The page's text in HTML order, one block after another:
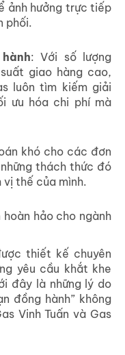
ảnh hưởng trực tiếp
phối.
: Với số lượng
giao hàng cao,
luôn tìm kiếm giải
ưu hóa chi phí mà
khó cho các đơn
thách thức đó
vị thế của mình.
hảo cho ngành
thiết kế chuyên
yêu cầu khắt khe
đây là những lý do
đồng hành” không
Vinh Tuấn và Gas